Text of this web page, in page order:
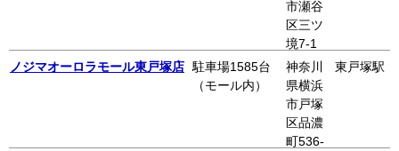
市瀬谷
区三ツ
境7-1
イオン
フード
スタイ
ル三ツ
境 2階
ノジマオーロラモール東戸塚店 駐車場1585台
（モール内）
神奈川
県横浜
市戸塚
区品濃
町536-
東戸塚駅